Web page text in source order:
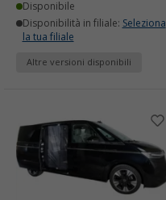
Disponibile
Disponibilità in filiale: Seleziona
la tua filiale
Altre versioni disponibili